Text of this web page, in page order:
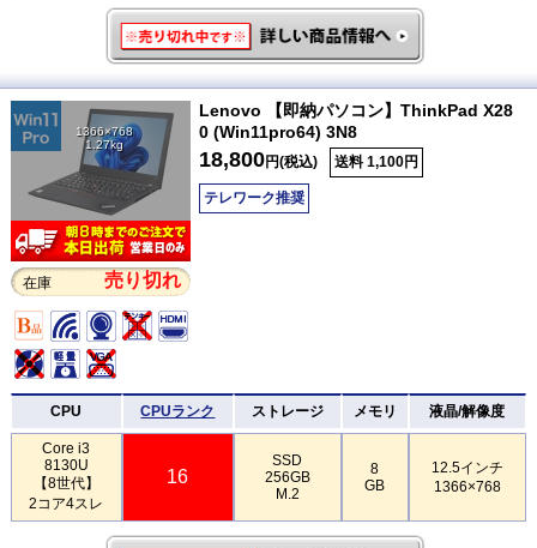
1366×768
1.27kg
在庫 売り切れ
Lenovo 【即納パソコン】ThinkPad X28
0 (Win11pro64) 3N8
18,800円(税込) 送料 1,100円
テレワーク推奨
CPU CPUランク ストレージ メモリ 液晶/解像度
Core i3
8130U
【8世代】
2コア4スレ
16
SSD
256GB
M.2
8
GB
12.5インチ
1366×768